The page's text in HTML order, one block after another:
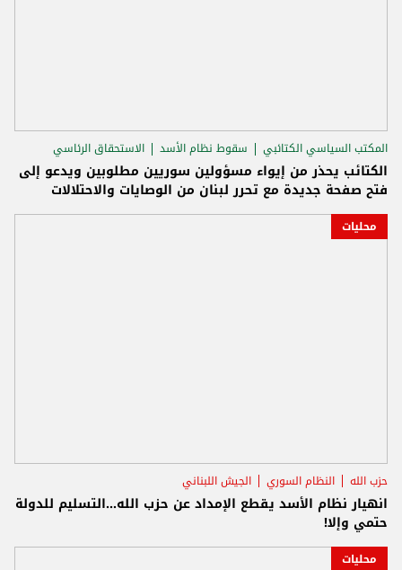
المكتب السياسي الكتائبي سقوط نظام الأسد الاستحقاق الرئاسي
الكتائب يحذر من إيواء مسؤولين سوريين مطلوبين ويدعو إلى
فتح صفحة جديدة مع تحرر لبنان من الوصايات والاحتلالات
محليات
حزب الله النظام السوري الجيش اللبناني
انهيار نظام الأسد يقطع الإمداد عن حزب الله...التسليم للدولة
حتمي وإلا!
محليات